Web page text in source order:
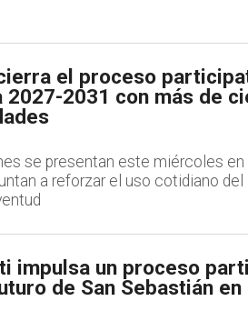
el proceso
2027-2031 con más de
se presentan este miércoles en
a reforzar el uso cotidiano del
impulsa un proceso
de San Sebastián en